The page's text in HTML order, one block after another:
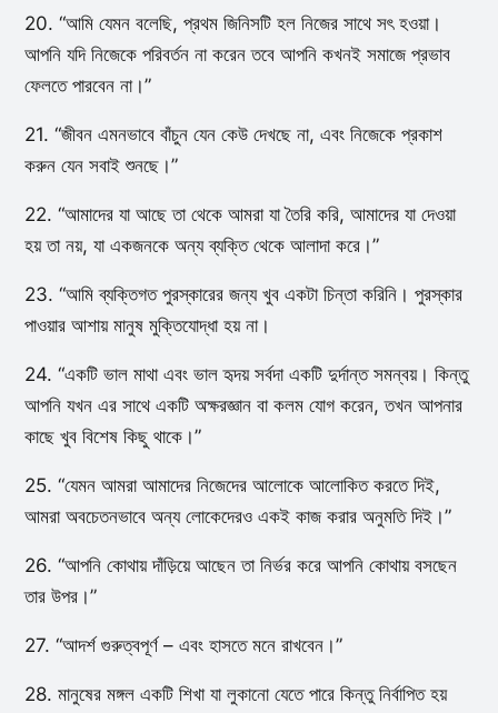
20. “আমি যেমন বলেছি, প্রথম জিনিসটি হল নিজের সাথে সৎ হওয়া।
আপনি যদি নিজেকে পরিবর্তন না করেন তবে আপনি কখনই সমাজে প্রভাব
ফেলতে পারবেন না।”
21. “জীবন এমনভাবে বাঁচুন যেন কেউ দেখছে না, এবং নিজেকে প্রকাশ
করুন যেন সবাই শুনছে।”
22. “আমাদের যা আছে তা থেকে আমরা যা তৈরি করি, আমাদের যা দেওয়া
হয় তা নয়, যা একজনকে অন্য ব্যক্তি থেকে আলাদা করে।”
23. “আমি ব্যক্তিগত পুরস্কারের জন্য খুব একটা চিন্তা করিনি। পুরস্কার
পাওয়ার আশায় মানুষ মুক্তিযোদ্ধা হয় না।
24. “একটি ভাল মাথা এবং ভাল হৃদয় সর্বদা একটি দুর্দান্ত সমন্বয়। কিন্তু
আপনি যখন এর সাথে একটি অক্ষরজ্ঞান বা কলম যোগ করেন, তখন আপনার
কাছে খুব বিশেষ কিছু থাকে।”
25. “যেমন আমরা আমাদের নিজেদের আলোকে আলোকিত করতে দিই,
আমরা অবচেতনভাবে অন্য লোকেদেরও একই কাজ করার অনুমতি দিই।”
26. “আপনি কোথায় দাঁড়িয়ে আছেন তা নির্ভর করে আপনি কোথায় বসছেন
তার উপর।”
27. “আদর্শ গুরুত্বপূর্ণ – এবং হাসতে মনে রাখবেন।”
28. মানুষের মঙ্গল একটি শিখা যা লুকানো যেতে পারে কিন্তু নির্বাপিত হয়